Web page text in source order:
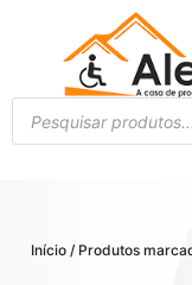
Início / Produtos